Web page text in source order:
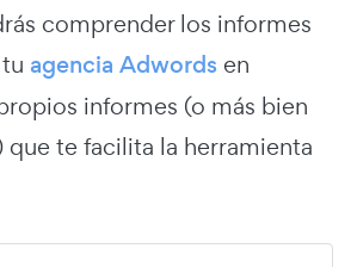
comprender los informes
agencia Adwords en
informes (o más bien
que te facilita la herramienta